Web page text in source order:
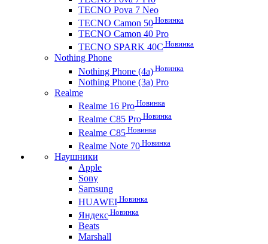
TECNO Pova 7 Neo
TECNO Camon 50 Новинка
TECNO Camon 40 Pro
TECNO SPARK 40C Новинка
Nothing Phone
Nothing Phone (4a) Новинка
Nothing Phone (3a) Pro
Realme
Realme 16 Pro Новинка
Realme C85 Pro Новинка
Realme C85 Новинка
Realme Note 70 Новинка
Наушники
Apple
Sony
Samsung
HUAWEI Новинка
Яндекс Новинка
Beats
Marshall